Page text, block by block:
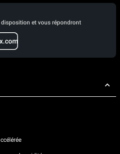
et vous répondront